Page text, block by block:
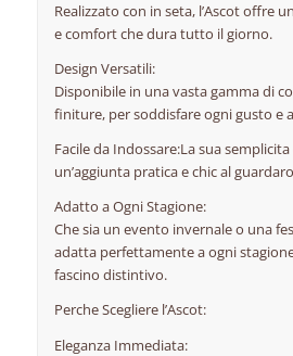
Realizzato con in seta, l’Ascot offre
e comfort che dura tutto il giorno.
Design Versatili:
Disponibile in una vasta gamma di
finiture, per soddisfare ogni gusto e
Facile da Indossare:La sua semplicita
un’aggiunta pratica e chic al
Adatto a Ogni Stagione:
Che sia un evento invernale o una
adatta perfettamente a ogni
fascino distintivo.
Perche Scegliere l’Ascot:
Eleganza Immediata: